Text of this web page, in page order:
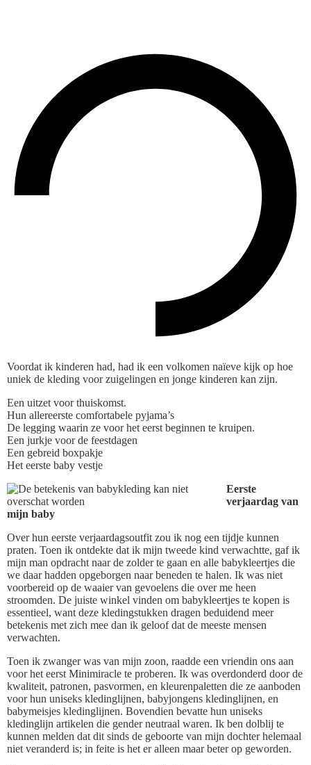
Voordat ik kinderen had, had ik een volkomen naïeve kijk op hoe
uniek de kleding voor zuigelingen en jonge kinderen kan zijn.
Een uitzet voor thuiskomst.
Hun allereerste comfortabele pyjama’s
De legging waarin ze voor het eerst beginnen te kruipen.
Een jurkje voor de feestdagen
Een gebreid boxpakje
Het eerste baby vestje
Eerste
verjaardag van
mijn baby
Over hun eerste verjaardagsoutfit zou ik nog een tijdje kunnen
praten. Toen ik ontdekte dat ik mijn tweede kind verwachtte, gaf ik
mijn man opdracht naar de zolder te gaan en alle babykleertjes die
we daar hadden opgeborgen naar beneden te halen. Ik was niet
voorbereid op de waaier van gevoelens die over me heen
stroomden. De juiste winkel vinden om babykleertjes te kopen is
essentieel, want deze kledingstukken dragen beduidend meer
betekenis met zich mee dan ik geloof dat de meeste mensen
verwachten.
Toen ik zwanger was van mijn zoon, raadde een vriendin ons aan
voor het eerst Minimiracle te proberen. Ik was overdonderd door de
kwaliteit, patronen, pasvormen, en kleurenpaletten die ze aanboden
voor hun uniseks kledinglijnen, babyjongens kledinglijnen, en
babymeisjes kledinglijnen. Bovendien bevatte hun uniseks
kledinglijn artikelen die gender neutraal waren. Ik ben dolblij te
kunnen melden dat dit sinds de geboorte van mijn dochter helemaal
niet veranderd is; in feite is het er alleen maar beter op geworden.